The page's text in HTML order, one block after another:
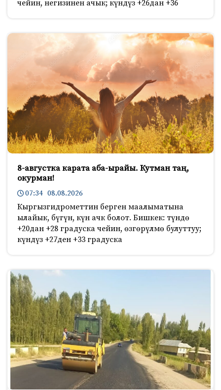
чейин, негизинен ачык; күндүз +26дан +36
8-августка карата аба-ырайы. Кутман таң,
окурман!
07:34 08.08.2026
Кыргызгидрометтин берген маалыматына
ылайык, бүгүн, күн ачк болот. Бишкек: түндө
+20дан +28 градуска чейин, өзгөрүлмө булуттуу;
күндүз +27ден +33 градуска